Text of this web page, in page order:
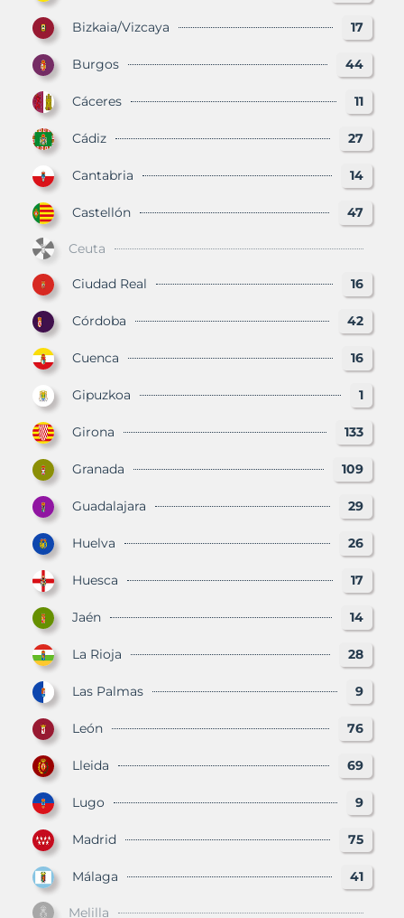
Bizkaia/Vizcaya 17
Burgos 44
Cáceres 11
Cádiz 27
Cantabria 14
Castellón 47
Ceuta
Ciudad Real 16
Córdoba 42
Cuenca 16
Gipuzkoa 1
Girona 133
Granada 109
Guadalajara 29
Huelva 26
Huesca 17
Jaén 14
La Rioja 28
Las Palmas 9
León 76
Lleida 69
Lugo 9
Madrid 75
Málaga 41
Melilla